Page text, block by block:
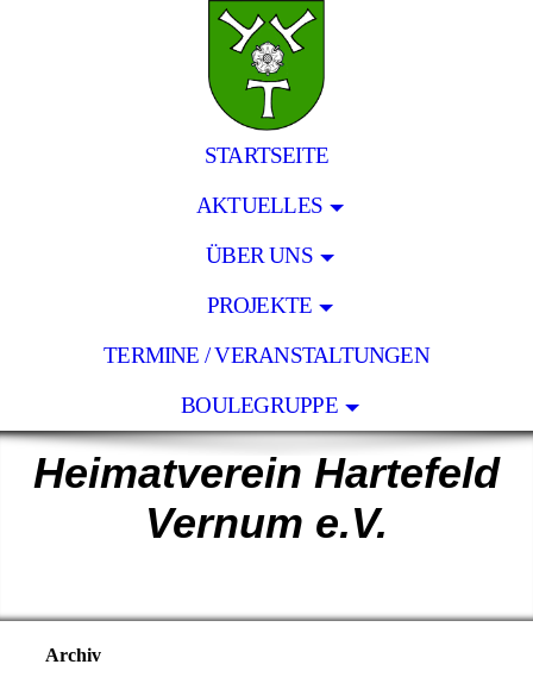
STARTSEITE
AKTUELLES
ÜBER UNS
PROJEKTE
TERMINE / VERANSTALTUNGEN
BOULEGRUPPE
Heimatverein Hartefeld
Vernum e.V.
Archiv